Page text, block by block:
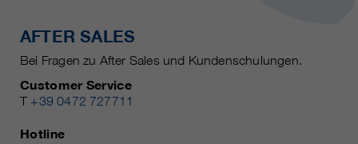
AFTER SALES
Bei Fragen zu After Sales und Kundenschulungen.
Customer Service
T +39 0472 727711
Hotline